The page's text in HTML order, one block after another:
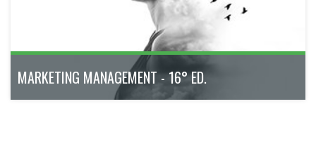
MARKETING MANAGEMENT - 16° ED.